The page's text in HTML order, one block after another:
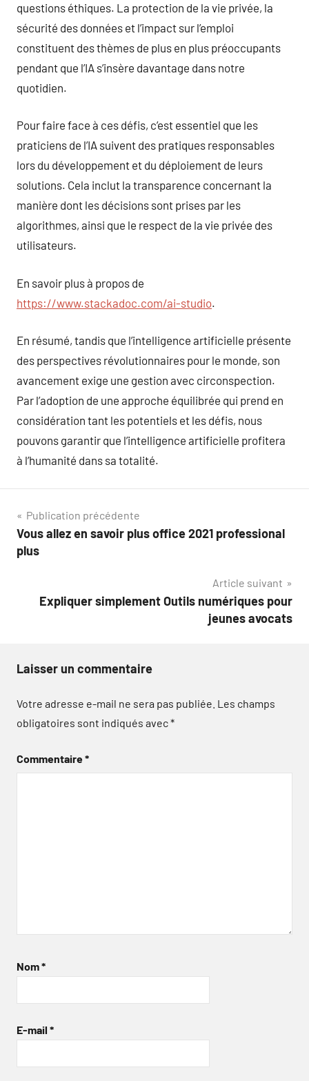
questions éthiques. La protection de la vie privée, la
sécurité des données et l’impact sur l’emploi
constituent des thèmes de plus en plus préoccupants
pendant que l’IA s’insère davantage dans notre
quotidien.
Pour faire face à ces défis, c’est essentiel que les
praticiens de l’IA suivent des pratiques responsables
lors du développement et du déploiement de leurs
solutions. Cela inclut la transparence concernant la
manière dont les décisions sont prises par les
algorithmes, ainsi que le respect de la vie privée des
utilisateurs.
En savoir plus à propos de
https://www.stackadoc.com/ai-studio.
En résumé, tandis que l’intelligence artificielle présente
des perspectives révolutionnaires pour le monde, son
avancement exige une gestion avec circonspection.
Par l’adoption de une approche équilibrée qui prend en
considération tant les potentiels et les défis, nous
pouvons garantir que l’intelligence artificielle profitera
à l’humanité dans sa totalité.
Navigation
de
Publication précédente
Vous allez en savoir plus office 2021 professional
plus
Article suivant
Expliquer simplement Outils numériques pour
jeunes avocats
Laisser un commentaire
Votre adresse e-mail ne sera pas publiée. Les champs
obligatoires sont indiqués avec*
Commentaire*
Nom*
E-mail *